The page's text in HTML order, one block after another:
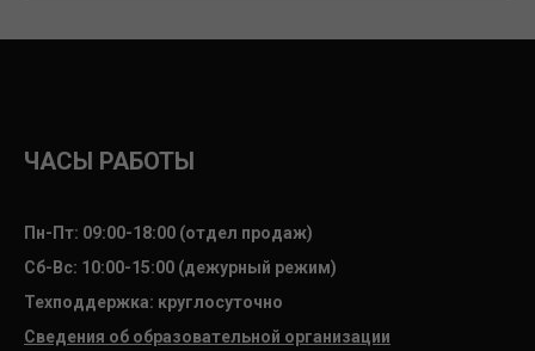
ЧАСЫ РАБОТЫ
Пн-Пт: 09:00-18:00 (отдел продаж)
Сб-Вс: 10:00-15:00 (дежурный режим)
Техподдержка: круглосуточно
Сведения об образовательной организации